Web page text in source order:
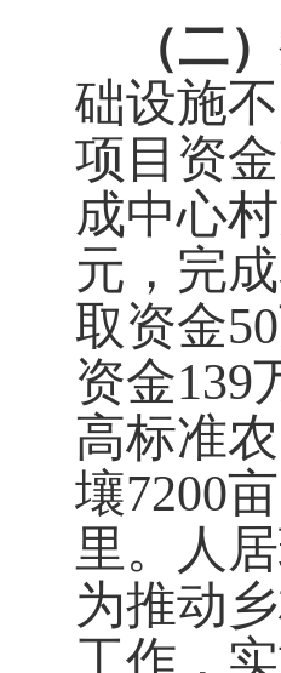
（二
础设施
项目资
成中心
元，完
取资金50
资金139
高标准
壤7200
里。人
为推动
工作，